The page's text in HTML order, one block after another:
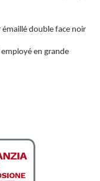
double face noir
en grande